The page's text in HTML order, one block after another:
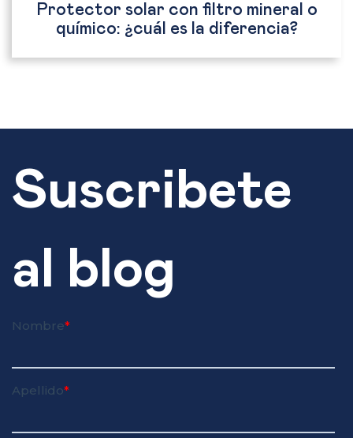
Protector solar con filtro mineral o
químico: ¿cuál es la diferencia?
Suscribete
al blog